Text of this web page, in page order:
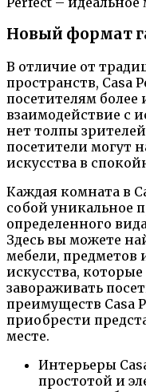
Новый формат
В отличие от
пространств, Casa
посетителям
взаимодействие с
нет толпы
посетители могут
искусства в
Каждая комната в
собой уникальное
определенного
Здесь вы можете
мебели, предметов
искусства,
завораживать
преимуществ Casa
приобрести
месте.
Интерьеры
простотой и